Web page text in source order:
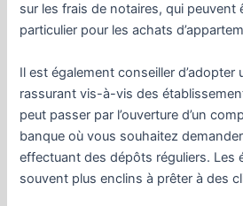
sur les frais de notaires, qui peuvent
particulier pour les achats
Il est également conseiller
rassurant vis-à-vis des
peut passer par l’ouverture d’un
banque où vous souhaitez
effectuant des dépôts réguliers. Les
souvent plus enclins à prêter à des